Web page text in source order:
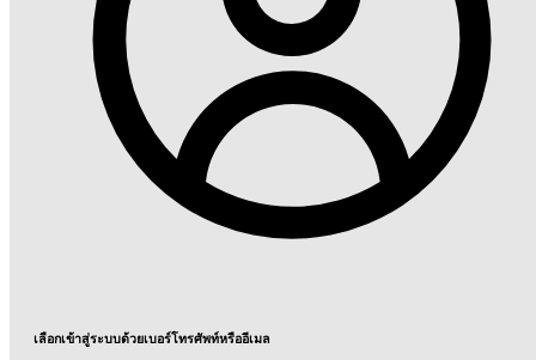
เลือกเข้าสู่ระบบด้วยเบอร์โทรศัพท์หรืออีเมล